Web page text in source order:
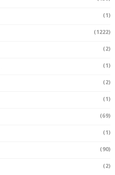
(1)
(1222)
(2)
(1)
(2)
(1)
(69)
(1)
(90)
(2)